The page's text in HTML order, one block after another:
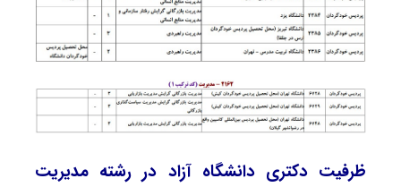
ظرفیت دکتری دانشگاه آزاد در رشته ﻣﺪﻳﺮﻳﺖ